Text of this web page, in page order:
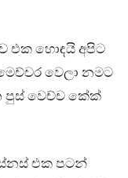
එක හොඳයි අපිට
වෙලා නමට
පුස් වෙච්ච කේක්
එක පටන්